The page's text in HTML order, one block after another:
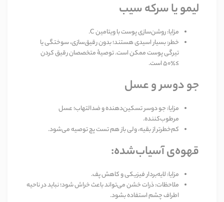
لیمو یا سرکه سیب
مزایا:روشن‌سازی پوست با ویتامین
خطر:بسیار اسیدی هستند؛ بدون رقیق‌سازی، سوختگی یا
تیرگی پوست ممکن است. توصیهٔ متخصصان رقیق کردن
≥۵۰٪است.
جو دوسر و عسل
مزایا:جو دوسر تسکین‌دهنده و ضدالتهاب؛ عسل
مرطوب‌کننده.
کم‌خطرتراز بقیه، ولی باز هم تست پچ توصیه می‌شود.
قهوه‌ی آسیاب‌شده:
مزایا:لایه‌بردار فیزیکی و کاهش پف.
ملاحظات:ذرات خشن می‌تواند باعث خراش شود؛ نباید در ناحیه
اطراف چشم استفاده بشود.